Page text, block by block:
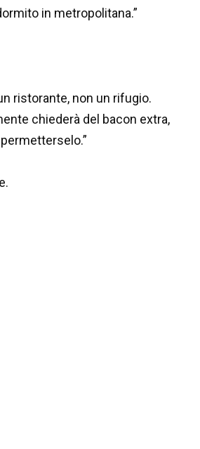
in metropolitana.”
ristorante, non un rifugio.
chiederà del bacon extra,